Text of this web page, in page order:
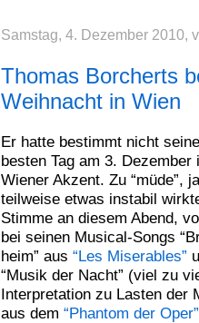
Samstag, 4. Dezember 2010,
Thomas Borcherts
Weihnacht in Wien
Er hatte bestimmt nicht
besten Tag am 3. Dezember
Wiener Akzent. Zu “müde”, ja
teilweise etwas instabil
Stimme an diesem Abend,
bei seinen Musical-Songs
heim” aus “Les Miserables”
“Musik der Nacht” (viel zu
Interpretation zu Lasten der
aus dem “Phantom der Oper”